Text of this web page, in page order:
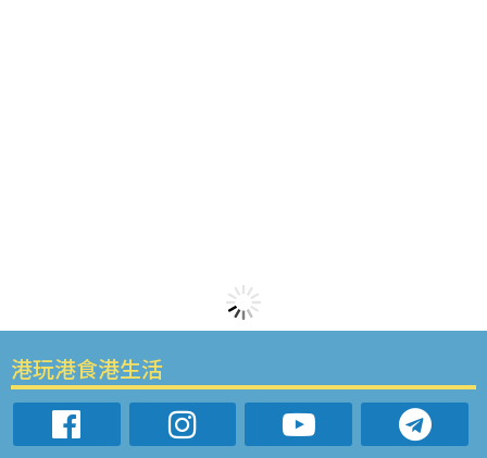
港玩港食港生活